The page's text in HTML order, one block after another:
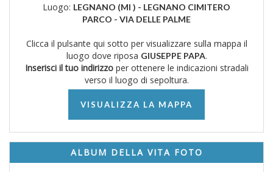
Luogo: LEGNANO (MI ) - LEGNANO CIMITERO
PARCO - VIA DELLE PALME
Clicca il pulsante qui sotto per visualizzare sulla mappa il
luogo dove riposa GIUSEPPE PAPA.
Inserisci il tuo indirizzoper ottenere le indicazioni stradali
verso il luogo di sepoltura.
VISUALIZZA LA MAPPA
ALBUM DELLA VITA FOTO